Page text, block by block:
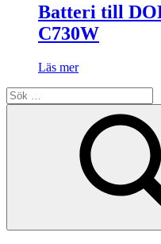
Batteri till
C730W
Läs mer
Sök
efter:
Sök